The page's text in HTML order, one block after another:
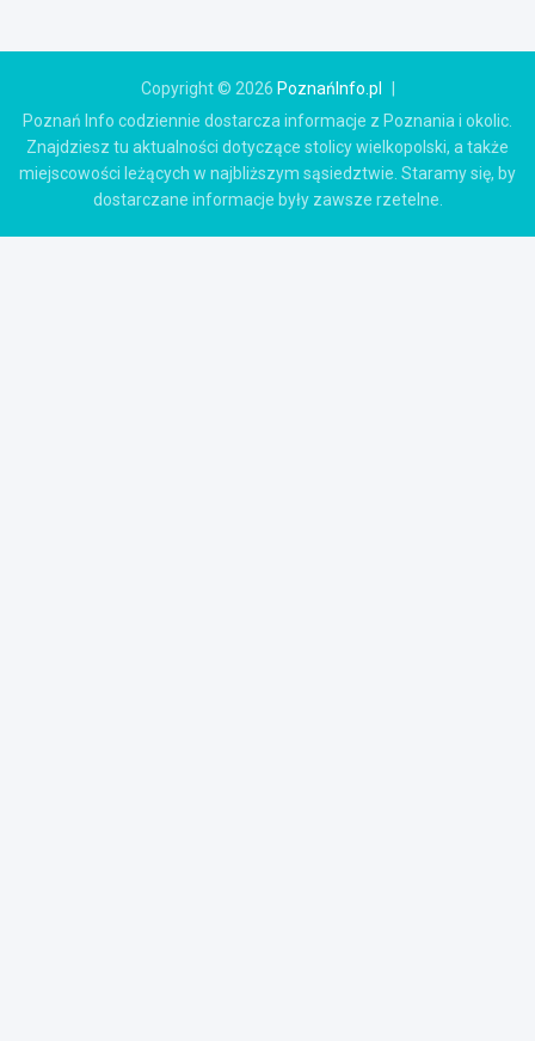
Copyright © 2026 PoznańInfo.pl
Poznań Info codziennie dostarcza informacje z Poznania i okolic.
Znajdziesz tu aktualności dotyczące stolicy wielkopolski, a także
miejscowości leżących w najbliższym sąsiedztwie. Staramy się, by
dostarczane informacje były zawsze rzetelne.